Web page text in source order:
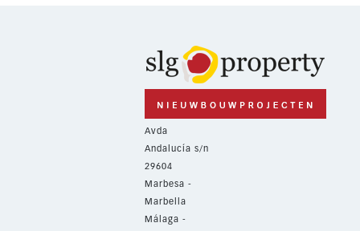
Avda
Andalucía s/n
29604
Marbesa -
Marbella
Málaga -